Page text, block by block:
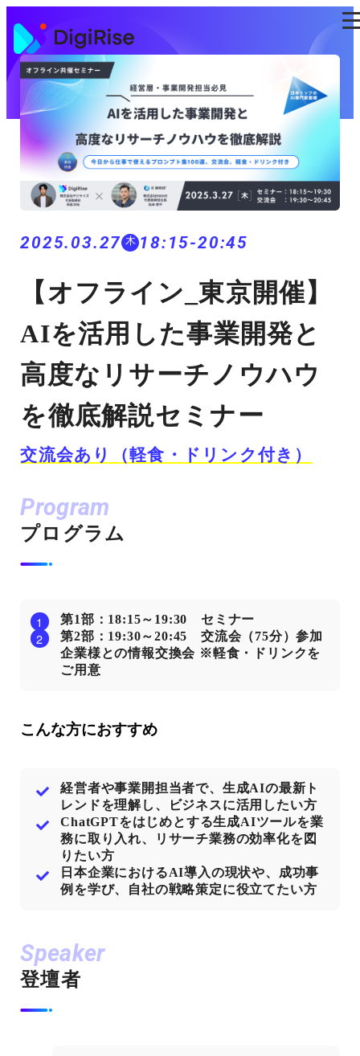
ン
テ
ン
ツ
2025.03.27 木 18:15-20:45
【オフライン_東京開催】
AIを活用した事業開発と
高度なリサーチノウハウ
を徹底解説セミナー
交流会あり（軽食・ドリンク付き）
Program
プログラム
第1部：18:15～19:30 セミナー
第2部：19:30～20:45 交流会（75分）参加
企業様との情報交換会 ※軽食・ドリンクを
ご用意
こんな方におすすめ
経営者や事業開担当者で、生成AIの最新ト
レンドを理解し、ビジネスに活用したい方
ChatGPTをはじめとする生成AIツールを業
務に取り入れ、リサーチ業務の効率化を図
りたい方
日本企業におけるAI導入の現状や、成功事
例を学び、自社の戦略策定に役立てたい方
Speaker
登壇者